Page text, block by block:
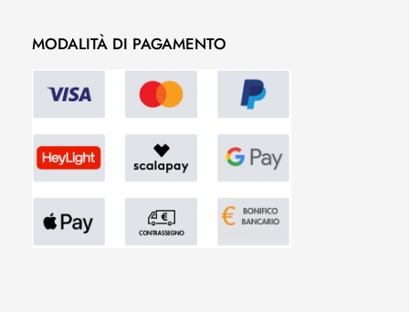
MODALITÀ DI PAGAMENTO